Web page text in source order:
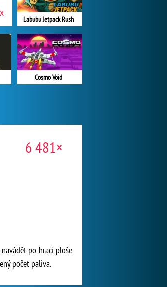
Labubu Jetpack Rush
Cosmo Void
6 481×
po hrací ploše
počet paliva.